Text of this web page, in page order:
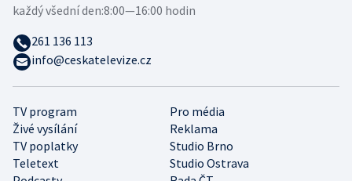
TV program
Pro média
Živé vysílání
Reklama
TV poplatky
Studio Brno
Teletext
Studio Ostrava
každý všední den:8:00—16:00 hodin
261 136 113
info@ceskatelevize.cz